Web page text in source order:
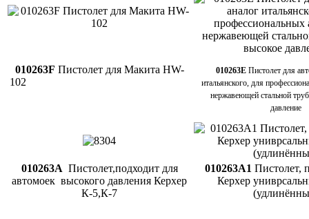
010263F Пистолет для Макита HW-
102
010263EПистолет для
итальянского, для
нержавеющей стальной
давление
010263A Пистолет,подходит для
автомоек высокого давления Керхер
К-5,К-7
010263A1 Пистолет,
Керхер